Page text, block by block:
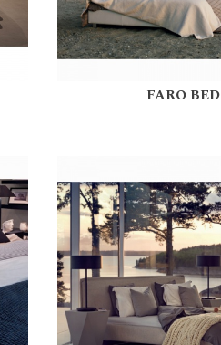
FARO BED